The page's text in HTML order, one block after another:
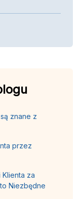
znane z
przez
Klienta za
Niezbędne